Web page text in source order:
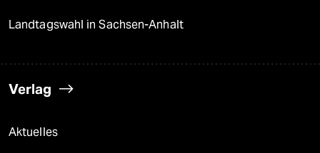
Landtagswahl in Sachsen-Anhalt
Verlag
Aktuelles